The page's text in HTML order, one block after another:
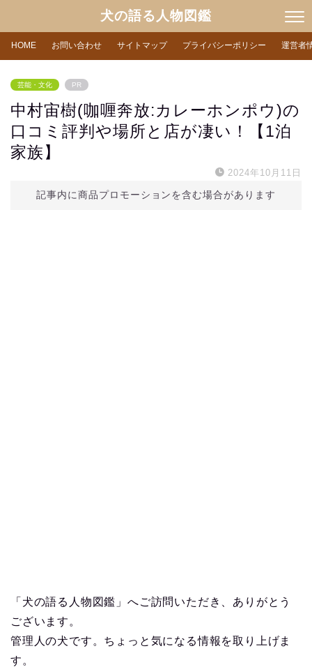
犬の語る人物図鑑
HOME お問い合わせ サイトマップ プライバシーポリシー 運営者
芸能・文化 PR
中村宙樹(咖喱奔放:カレーホンポウ)の
口コミ評判や場所と店が凄い！【1泊
家族】
2024年10月11日
記事内に商品プロモーションを含む場合があります
「犬の語る人物図鑑」へご訪問いただき、ありがとう
ございます。
管理人の犬です。ちょっと気になる情報を取り上げま
す。